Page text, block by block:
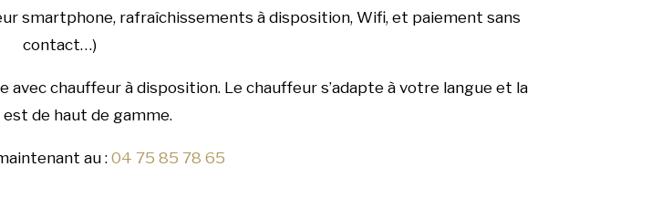
smartphone, rafraîchissements à disposition, Wifi, et paiement sans
contact…)
avec chauffeur à disposition. Le chauffeur s’adapte à votre langue et la
de haut de gamme.
au : 04 75 85 78 65